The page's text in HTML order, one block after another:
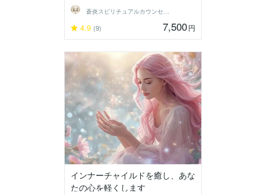
蒼炎スピリチュアルカウンセラー
4.9 (9) 7,500円
インナーチャイルドを癒し、あな
たの心を軽くします